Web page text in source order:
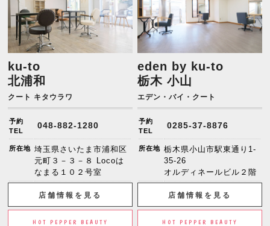
ku-to
北浦和
クート キタウラワ
予約
TEL
048-882-1280
所在地 埼玉県さいたま市浦和区
元町３－３－８ Locoは
なまる１０２号室
店舗情報を見る
HOT PEPPER BEAUTY
eden by ku-to
栃木 小山
エデン・バイ・クート
予約
TEL
0285-37-8876
所在地 栃木県小山市駅東通り1-
35-26
オルディネールビル２階
店舗情報を見る
HOT PEPPER BEAUTY